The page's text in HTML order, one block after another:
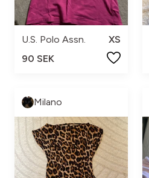
U.S. Polo Assn.
XS
90 SEK
Milano